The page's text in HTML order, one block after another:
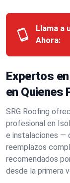
Llama a
Ahora:
Expertos
en
SRG Roofing
profesional en
e instalaciones —
reemplazos
recomendados
desde la primera